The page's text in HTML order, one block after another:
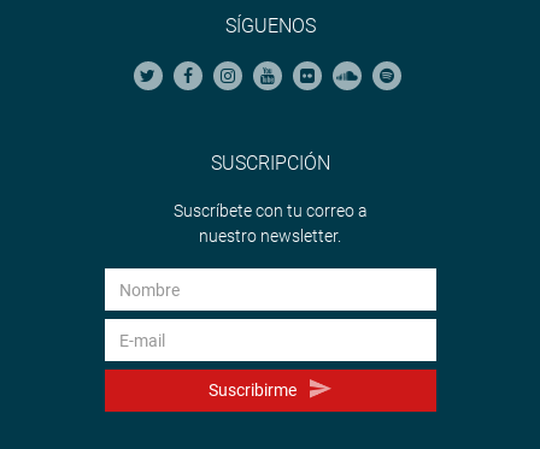
SÍGUENOS
SUSCRIPCIÓN
Suscríbete con tu correo a
nuestro newsletter.
Suscribirme